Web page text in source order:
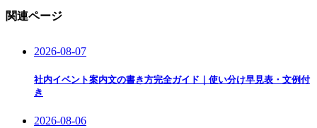
関連ページ
2026-08-07
社内イベント案内文の書き方完全ガイド｜使い分け早見表・文例付
き
2026-08-06